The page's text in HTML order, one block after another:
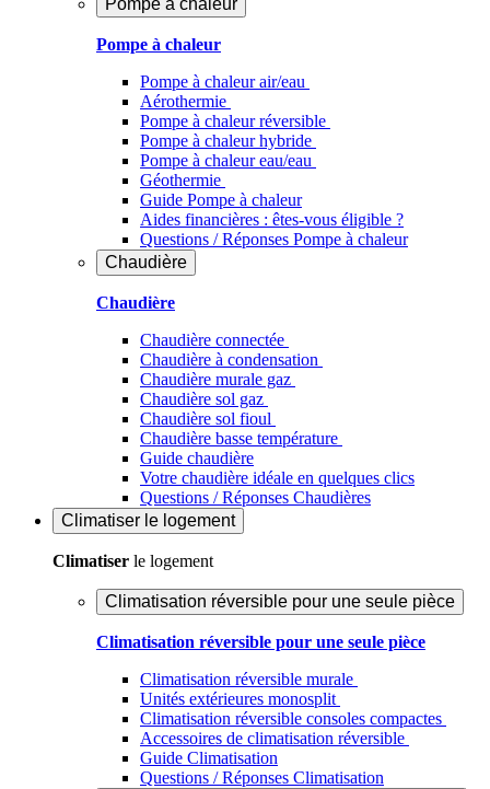
Pompe à chaleur
Pompe à chaleur
Pompe à chaleur air/eau
Aérothermie
Pompe à chaleur réversible
Pompe à chaleur hybride
Pompe à chaleur​ eau/eau
Géothermie
Guide Pompe à chaleur
Aides financières : êtes-vous éligible ?
Questions / Réponses Pompe à chaleur
Chaudière
Chaudière
Chaudière connectée
Chaudière à condensation
Chaudière murale gaz
Chaudière sol gaz
Chaudière sol fioul
Chaudière basse température
Guide chaudière
Votre chaudière idéale en quelques clics
Questions / Réponses Chaudières
Climatiser le logement
Climatiser le logement
Climatisation réversible pour une seule pièce
Climatisation réversible pour une seule pièce
Climatisation réversible murale
Unités extérieures monosplit
Climatisation réversible consoles compactes
Accessoires de climatisation réversible
Guide Climatisation
Questions / Réponses Climatisation